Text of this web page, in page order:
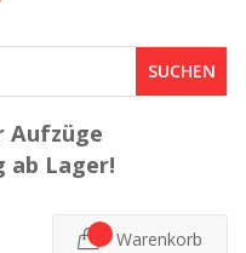
SUCHEN
Aufzüge
ab Lager!
Warenkorb